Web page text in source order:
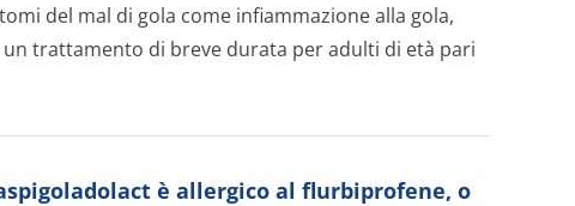
del mal di gola come infiammazione alla gola,
trattamento di breve durata per adulti di età pari
è allergico al flurbiprofene, o